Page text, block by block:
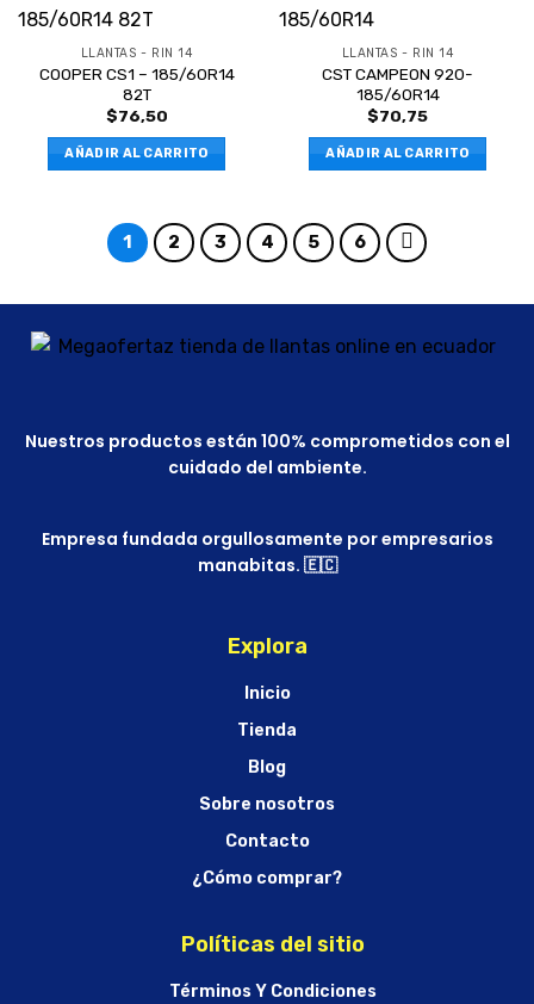
LLANTAS - RIN 14
COOPER CS1 – 185/60R14
82T
$76,50
AÑADIR AL CARRITO
LLANTAS - RIN 14
CST CAMPEON 920-
185/60R14
$70,75
AÑADIR AL CARRITO
1 2 3 4 5 6
Nuestros productos están 100% comprometidos con el
cuidado del ambiente.
Empresa fundada orgullosamente por empresarios
manabitas. 🇪🇨
Explora
Inicio
Tienda
Blog
Sobre nosotros
Contacto
¿Cómo comprar?
Políticas del sitio
Términos Y Condiciones